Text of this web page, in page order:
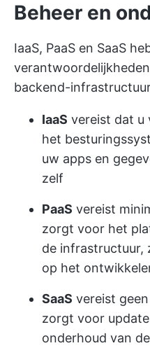
Beheer en
IaaS, PaaS en SaaS
backend-
IaaS vereist dat u
het
uw apps en
zelf
PaaS vereist
zorgt voor het
de infrastructuur,
op het
SaaS vereist
zorgt voor
onderhoud van